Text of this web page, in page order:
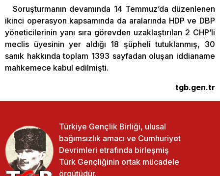
Soruşturmanın devamında 14 Temmuz’da düzenlenen
ikinci operasyon kapsamında da aralarında HDP ve DBP
yöneticilerinin yanı sıra görevden uzaklaştırılan 2 CHP’li
meclis üyesinin yer aldığı 18 şüpheli tutuklanmış, 30
sanık hakkında toplam 1393 sayfadan oluşan iddianame
mahkemece kabul edilmişti.
tgb.gen.tr
Türkiye Gençlik Birliği, ulusal
bağımsızlık amacı ve Cumhuriyet
Devrimleri etrafında birleşmiş
Türk Gençliğinin ortak mücadele
örgütüdür.